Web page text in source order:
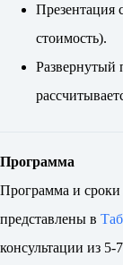
Презентация
стоимость).
Развернутый
Программа
Программа и сроки
представлены в
консультации из 5-